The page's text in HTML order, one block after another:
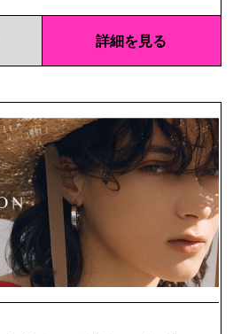
詳細を見る